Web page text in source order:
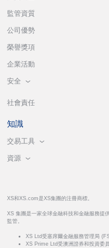
監管資質
公司優勢
榮譽獎項
企業活動
安全
社會責任
知識
交易工具
資源
XS和XS.com是XS集團的注冊商標。
XS 集團是一家全球金融科技和金融服務提
監管。
XS Ltd受塞席爾金融服務管理局
XS Prime Ltd受澳洲證券和投資委